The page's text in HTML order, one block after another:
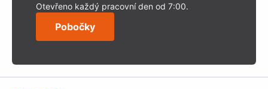
Otevřeno každý pracovní den od 7:00.
Pobočky